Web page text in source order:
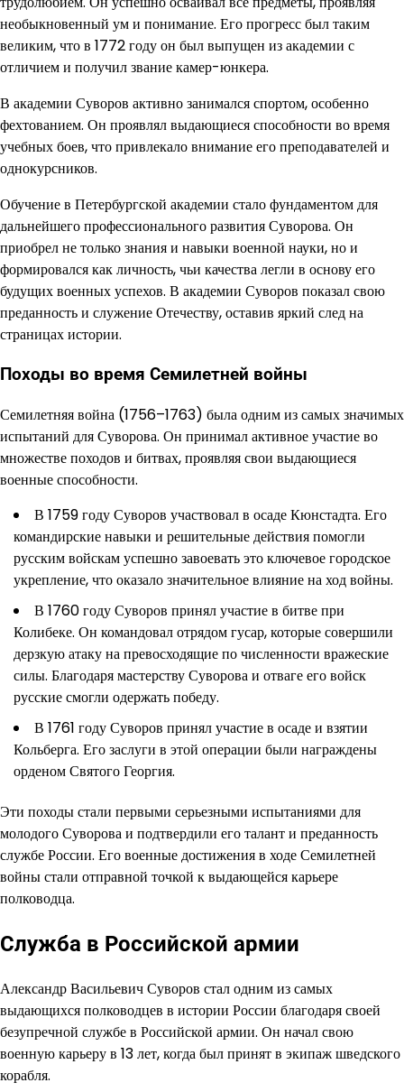
необыкновенный ум и понимание. Его прогресс был таким
великим, что в 1772 году он был выпущен из академии с
отличием и получил звание камер-юнкера.
В академии Суворов активно занимался спортом, особенно
фехтованием. Он проявлял выдающиеся способности во время
учебных боев, что привлекало внимание его преподавателей и
однокурсников.
Обучение в Петербургской академии стало фундаментом для
дальнейшего профессионального развития Суворова. Он
приобрел не только знания и навыки военной науки, но и
формировался как личность, чьи качества легли в основу его
будущих военных успехов. В академии Суворов показал свою
преданность и служение Отечеству, оставив яркий след на
страницах истории.
Походы во время Семилетней войны
Семилетняя война (1756–1763) была одним из самых значимых
испытаний для Суворова. Он принимал активное участие во
множестве походов и битвах, проявляя свои выдающиеся
военные способности.
В 1759 году Суворов участвовал в осаде Кюнстадта. Его
командирские навыки и решительные действия помогли
русским войскам успешно завоевать это ключевое городское
укрепление, что оказало значительное влияние на ход войны.
В 1760 году Суворов принял участие в битве при
Колибеке. Он командовал отрядом гусар, которые совершили
дерзкую атаку на превосходящие по численности вражеские
силы. Благодаря мастерству Суворова и отваге его войск
русские смогли одержать победу.
В 1761 году Суворов принял участие в осаде и взятии
Кольберга. Его заслуги в этой операции были награждены
орденом Святого Георгия.
Эти походы стали первыми серьезными испытаниями для
молодого Суворова и подтвердили его талант и преданность
службе России. Его военные достижения в ходе Семилетней
войны стали отправной точкой к выдающейся карьере
полководца.
Служба в Российской армии
Александр Васильевич Суворов стал одним из самых
выдающихся полководцев в истории России благодаря своей
безупречной службе в Российской армии. Он начал свою
военную карьеру в 13 лет, когда был принят в экипаж шведского
корабля.